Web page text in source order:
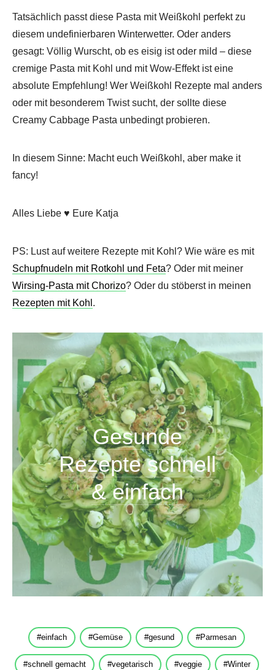
Tatsächlich passt diese Pasta mit Weißkohl perfekt zu
diesem undefinierbaren Winterwetter. Oder anders
gesagt: Völlig Wurscht, ob es eisig ist oder mild – diese
cremige Pasta mit Kohl und mit Wow-Effekt ist eine
absolute Empfehlung! Wer Weißkohl Rezepte mal anders
oder mit besonderem Twist sucht, der sollte diese
Creamy Cabbage Pasta unbedingt probieren.
In diesem Sinne: Macht euch Weißkohl, aber make it
fancy!
Alles Liebe ♥ Eure Katja
PS: Lust auf weitere Rezepte mit Kohl? Wie wäre es mit
Schupfnudeln mit Rotkohl und Feta? Oder mit meiner
Wirsing-Pasta mit Chorizo? Oder du stöberst in meinen
Rezepten mit Kohl .
Gesunde
Rezepte schnell
& einfach
einfach Gemüse gesund Parmesan
schnell gemacht vegetarisch veggie Winter